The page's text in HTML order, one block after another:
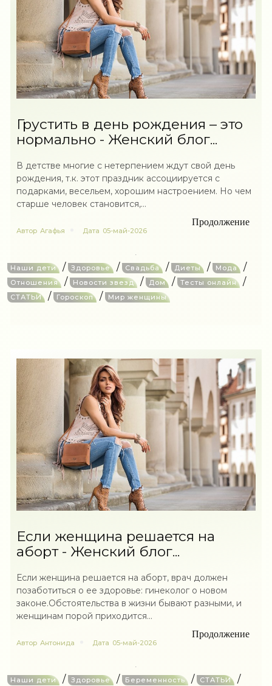
Грустить в день рождения – это
нормально - Женский блог...
В детстве многие с нетерпением ждут свой день
рождения, т.к. этот праздник ассоциируется с
подарками, весельем, хорошим настроением. Но чем
старше человек становится,...
Продолжение
Автор Агафья Дата 05-май-2026
Наши дети / Здоровье / Свадьба / Диеты / Мода /
Отношения / Новости звезд / Дом / Тесты онлайн /
СТАТЬИ / Гороскоп / Мир женщины
Если женщина решается на
аборт - Женский блог...
Если женщина решается на аборт, врач должен
позаботиться о ее здоровье: гинеколог о новом
законе.Обстоятельства в жизни бывают разными, и
женщинам порой приходится...
Продолжение
Автор Антонида Дата 05-май-2026
Наши дети / Здоровье / Беременность / СТАТЬИ /